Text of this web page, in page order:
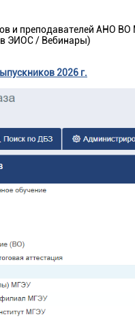
и преподавателей АНО
в ЭИОС / Вебинары)
2026 г.